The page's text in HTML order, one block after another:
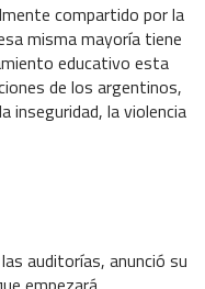
compartido por la
misma mayoría tiene
educativo esta
de los argentinos,
inseguridad, la violencia
auditorías, anunció su